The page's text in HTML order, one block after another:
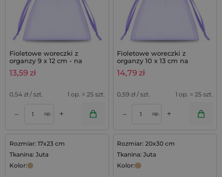
Fioletowe woreczki z
organzy 9 x 12 cm - na
saszetki lawendowe - 25 szt.
13,59 zł
0,54 zł / szt. 1 op. = 25 szt.
– op. +
Fioletowe woreczki z
organzy 10 x 13 cm na
podziękowania i prezenty z
lawendą - 25 szt.
14,79 zł
0,59 zł / szt. 1 op. = 25 szt.
– op. +
Rozmiar: 17x23 cm
Tkanina: Juta
Kolor:
Rozmiar: 20x30 cm
Tkanina: Juta
Kolor: